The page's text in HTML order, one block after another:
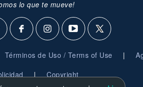
lo que te mueve!
Términos de Uso / Terms of Use |
| Copyright